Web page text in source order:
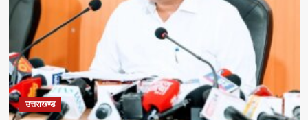
उत्तराखण्ड